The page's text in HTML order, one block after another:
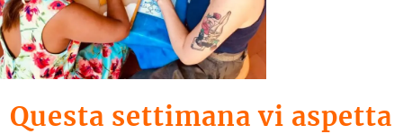
Questa settimana vi aspetta